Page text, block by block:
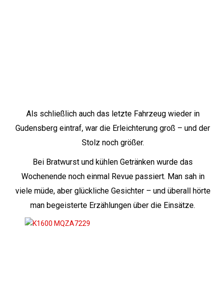
Als schließlich auch das letzte Fahrzeug wieder in
Gudensberg eintraf, war die Erleichterung groß – und der
Stolz noch größer.
Bei Bratwurst und kühlen Getränken wurde das
Wochenende noch einmal Revue passiert. Man sah in
viele müde, aber glückliche Gesichter – und überall hörte
man begeisterte Erzählungen über die Einsätze.